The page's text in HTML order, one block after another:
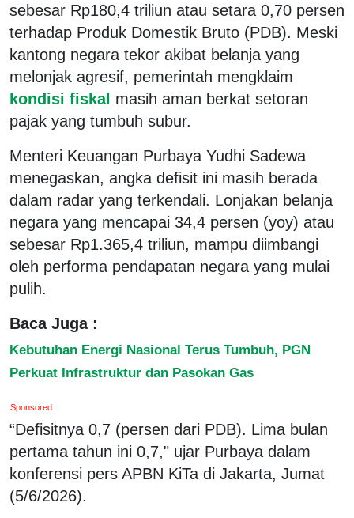
sebesar Rp180,4 triliun atau setara 0,70 persen
terhadap Produk Domestik Bruto (PDB). Meski
kantong negara tekor akibat belanja yang
melonjak agresif, pemerintah mengklaim
kondisi fiskal masih aman berkat setoran
pajak yang tumbuh subur.
Menteri Keuangan Purbaya Yudhi Sadewa
menegaskan, angka defisit ini masih berada
dalam radar yang terkendali. Lonjakan belanja
negara yang mencapai 34,4 persen (yoy) atau
sebesar Rp1.365,4 triliun, mampu diimbangi
oleh performa pendapatan negara yang mulai
pulih.
Baca Juga :
Kebutuhan Energi Nasional Terus Tumbuh, PGN
Perkuat Infrastruktur dan Pasokan Gas
Sponsored
“Defisitnya 0,7 (persen dari PDB). Lima bulan
pertama tahun ini 0,7," ujar Purbaya dalam
konferensi pers APBN KiTa di Jakarta, Jumat
(5/6/2026).